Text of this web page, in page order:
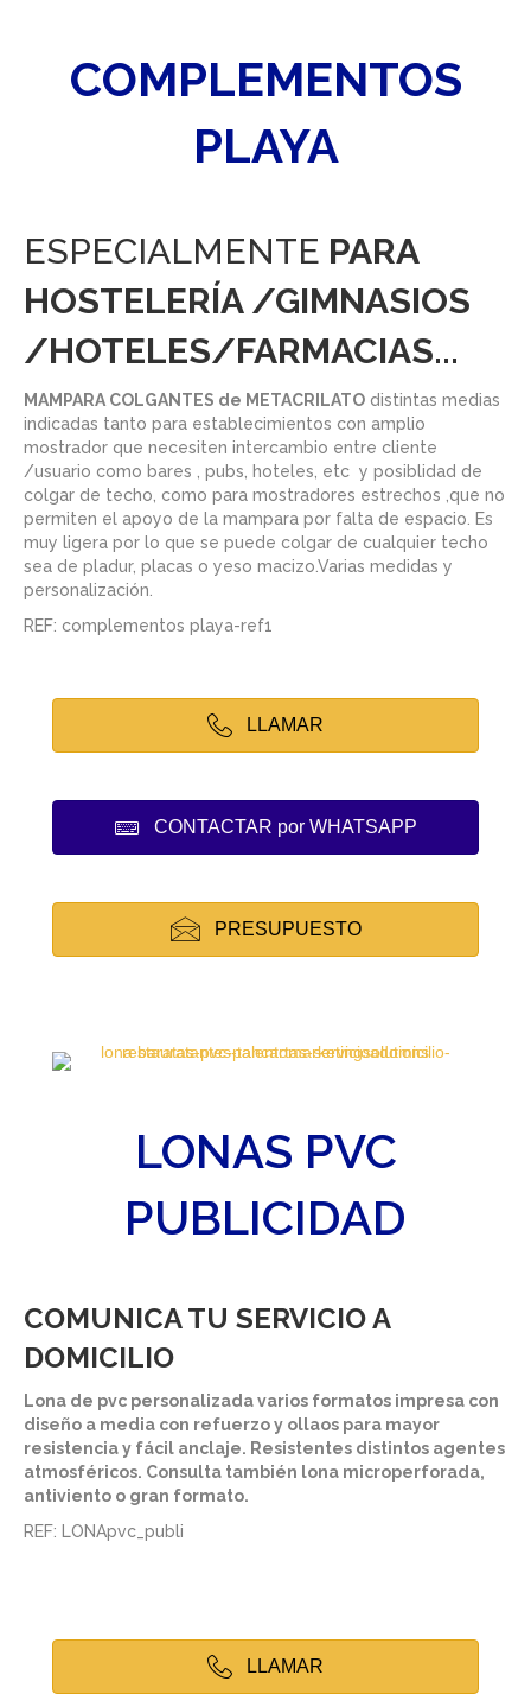
COMPLEMENTOS
PLAYA
ESPECIALMENTE PARA
HOSTELERÍA /GIMNASIOS
/HOTELES/FARMACIAS...
indicadas tanto para establecimientos con amplio
mostrador que necesiten intercambio entre cliente
/usuario como bares , pubs, hoteles, etc y posiblidad de
colgar de techo, como para mostradores estrechos ,que no
permiten el apoyo de la mampara por falta de espacio. Es
muy ligera por lo que se puede colgar de cualquier techo
sea de pladur, placas o yeso macizo.Varias medidas y
personalización.
LLAMAR
PRESUPUESTO
LONAS PVC
PUBLICIDAD
COMUNICA TU SERVICIO A
DOMICILIO
diseño a media con refuerzo y ollaos para mayor
resistencia y fácil anclaje. Resistentes distintos agentes
atmosféricos. Consulta también lona microperforada,
antiviento o gran formato.
LLAMAR